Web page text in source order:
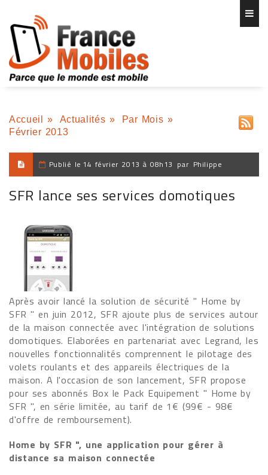
Accueil » Actualités » Par Mois »
Février 2013
Publié le 14 février 2013 à 08h13 par Philippe
SFR lance ses services domotiques
Après avoir lancé la solution de sécurité " Home by
SFR " en juin 2012, SFR ajoute plus de services autour
de la maison connectée avec l'intégration de solutions
domotiques. Elaborées en partenariat avec Legrand, les
nouvelles fonctionnalités comprennent le pilotage des
volets roulants et des appareils électriques de la
maison. A l'occasion de son lancement, SFR propose
pour ses abonnés Box le Pack Equipement " Home by
SFR ", en série limitée, au tarif de 1€ (99€ - 98€
d'offre de remboursement).
Home by SFR ", une application pour gérer à
distance sa maison connectée